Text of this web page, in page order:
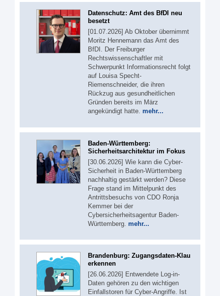
Datenschutz: Amt des BfDI neu
besetzt
[01.07.2026] Ab Oktober übernimmt
Moritz Hennemann das Amt des
BfDI. Der Freiburger
Rechtswissenschaftler mit
Schwerpunkt Informationsrecht folgt
auf Louisa Specht-
Riemenschneider, die ihren
Rückzug aus gesundheitlichen
Gründen bereits im März
angekündigt hatte. mehr...
Baden-Württemberg:
Sicherheitsarchitektur im Fokus
[30.06.2026] Wie kann die Cyber-
Sicherheit in Baden-Württemberg
nachhaltig gestärkt werden? Diese
Frage stand im Mittelpunkt des
Antrittsbesuchs von CDO Ronja
Kemmer bei der
Cybersicherheitsagentur Baden-
Württemberg. mehr...
Brandenburg: Zugangsdaten-Klau
erkennen
[26.06.2026] Entwendete Log-in-
Daten gehören zu den wichtigen
Einfallstoren für Cyber-Angriffe. Ist